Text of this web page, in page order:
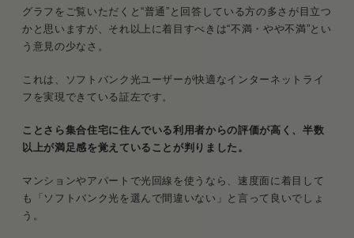
グラフをご覧いただくと“普通”と回答している方の多さが目立つ
かと思いますが、それ以上に着目すべきは“不満・やや不満”とい
う意見の少なさ。
これは、ソフトバンク光ユーザーが快適なインターネットライ
フを実現できている証左です。
ことさら集合住宅に住んでいる利用者からの評価が高く、半数
以上が満足感を覚えていることが判りました。
マンションやアパートで光回線を使うなら、速度面に着目して
も「ソフトバンク光を選んで間違いない」と言って良いでしょ
う。